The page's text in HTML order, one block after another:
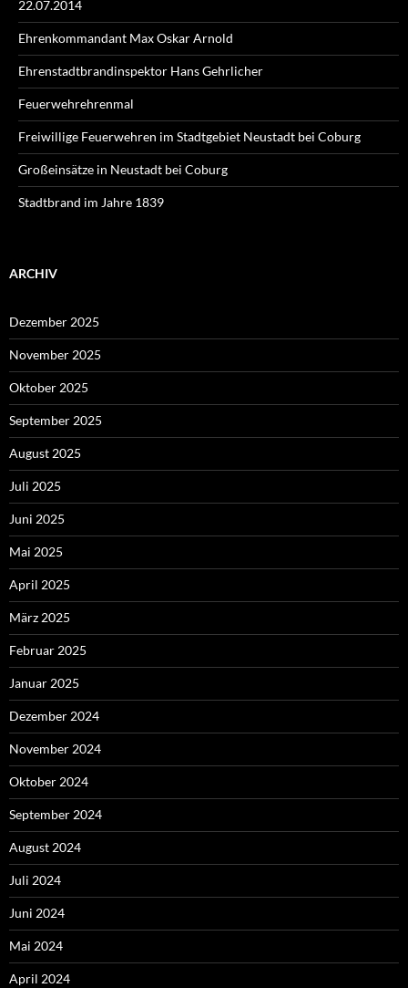
22.07.2014
Ehrenkommandant Max Oskar Arnold
Ehrenstadtbrandinspektor Hans Gehrlicher
Feuerwehrehrenmal
Freiwillige Feuerwehren im Stadtgebiet Neustadt bei Coburg
Großeinsätze in Neustadt bei Coburg
Stadtbrand im Jahre 1839
ARCHIV
Dezember 2025
November 2025
Oktober 2025
September 2025
August 2025
Juli 2025
Juni 2025
Mai 2025
April 2025
März 2025
Februar 2025
Januar 2025
Dezember 2024
November 2024
Oktober 2024
September 2024
August 2024
Juli 2024
Juni 2024
Mai 2024
April 2024